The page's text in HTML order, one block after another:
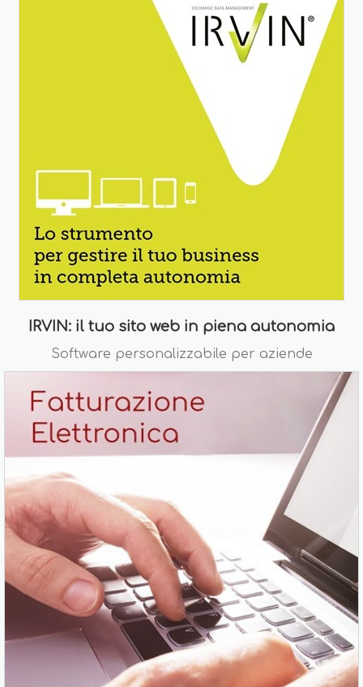
IRVIN: il tuo sito web in piena autonomia
Software personalizzabile per aziende